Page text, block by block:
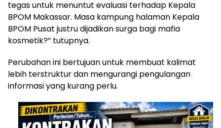
tegas untuk menuntut evaluasi terhadap Kepala
BPOM Makassar. Masa kampung halaman Kepala
BPOM Pusat justru dijadikan surga bagi mafia
kosmetik?” tutupnya.
Perubahan ini bertujuan untuk membuat kalimat
lebih terstruktur dan mengurangi pengulangan
informasi yang kurang perlu.